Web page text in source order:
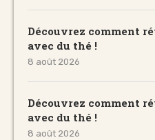
Découvrez comment
avec du thé !
8 août 2026
Découvrez comment
avec du thé !
8 août 2026